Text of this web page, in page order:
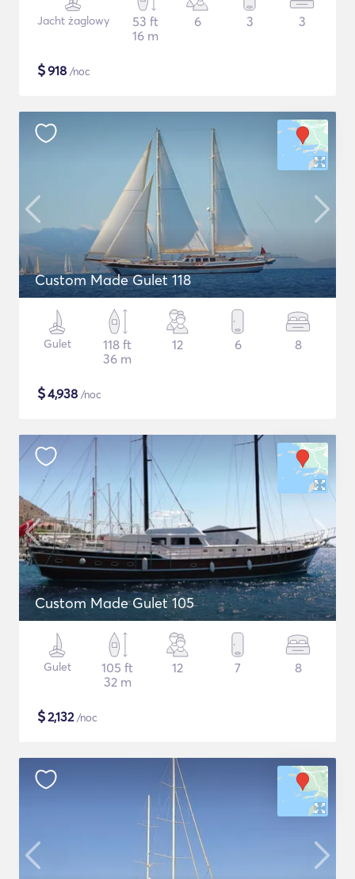
Jacht żaglowy
53 ft
16 m
6 3 3
$918 /noc
Custom Made Gulet 118
Gulet
118 ft
36 m
12 6 8
$4,938 /noc
Custom Made Gulet 105
Gulet
105 ft
32 m
12 7 8
$2,132/noc